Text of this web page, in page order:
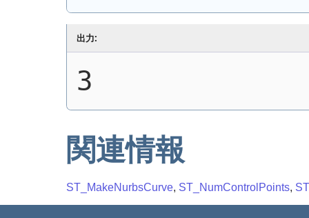
出力:
3
関連情報
ST_MakeNurbsCurve, ST_NumControlPoints,